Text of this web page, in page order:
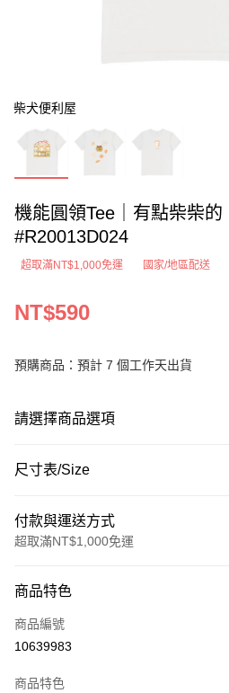
柴犬便利屋
機能圓領Tee｜有點柴柴的
#R20013D024
超取滿NT$1,000免運 國家/地區配送
NT$590
預購商品：預計 7 個工作天出貨
請選擇商品選項
尺寸表/Size
付款與運送方式
超取滿NT$1,000免運
信用卡一次付款
超商取貨付款
商品特色
商品編號
10639983
商品特色